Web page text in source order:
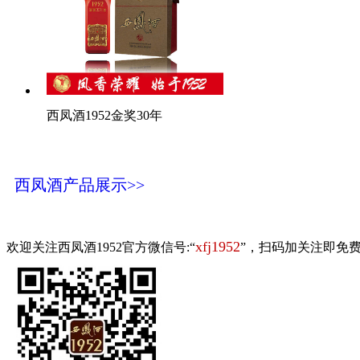
西凤酒1952金奖30年
西凤酒产品展示>>
欢迎关注西凤酒1952官方微信号:“xfj1952”，扫码加关注即免